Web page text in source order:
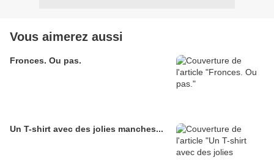
Vous aimerez aussi
Fronces. Ou pas.
Un T-shirt avec des jolies manches...